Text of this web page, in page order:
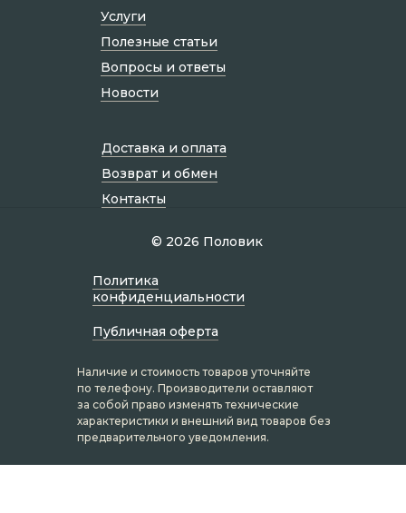
Услуги
Полезные статьи
Вопросы и ответы
Новости
Доставка и оплата
Возврат и обмен
Контакты
© 2026 Половик
Наличие и стоимость товаров уточняйте
по телефону. Производители оставляют
за собой право изменять технические
характеристики и внешний вид товаров без
предварительного уведомления.
Политик а
конфиденциальности
Публичная оферта